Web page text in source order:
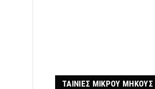
ΤΑΙΝΙΕΣ ΜΙΚΡΟΥ ΜΗΚΟΥΣ